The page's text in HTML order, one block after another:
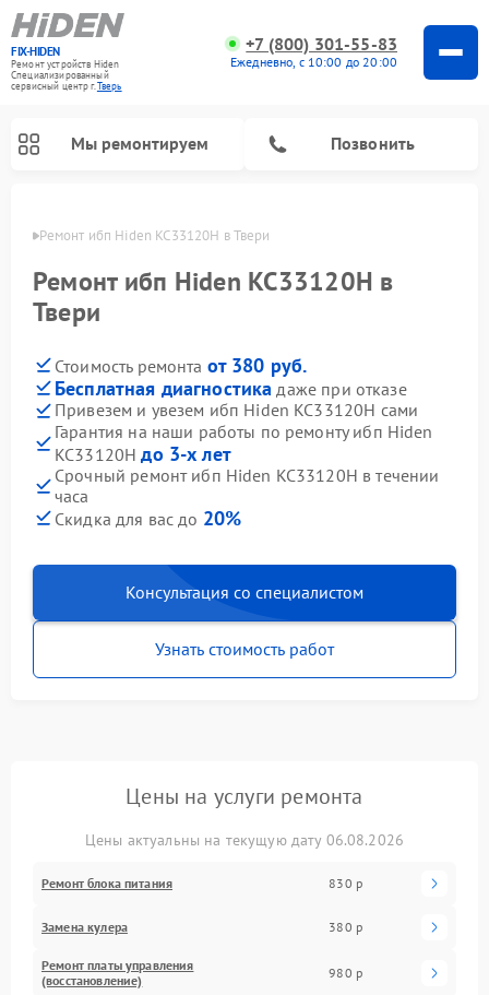
FIX-HIDEN
Ремонт устройств Hiden
Специализированный
cервисный центр г.Тверь
+7 (800) 301-55-83
Ежедневно, с 10:00 до 20:00
Мы ремонтируем Позвонить
Ремонт ибп Hiden KC33120H в Твери
Ремонт ибп Hiden KC33120H в
Твери
Стоимость ремонта от 380 руб.
Бесплатная диагностика даже при отказе
Привезем и увезем ибп Hiden KC33120H сами
Гарантия на наши работы по ремонту ибп Hiden
KC33120Hдо 3-х лет
Срочный ремонт ибп Hiden KC33120H в течении
часа
Скидка для вас до 20%
Консультация со специалистом
Узнать стоимость работ
Цены на услуги ремонта
Цены актуальны на текущую дату 06.08.2026
Ремонт блока питания 830 р
Замена кулера 380 р
Ремонт платы управления
(восстановление)
980 р